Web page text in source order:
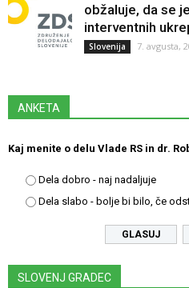
obžaluje, da se
interventnih
Slovenija 7. avgusta,
ANKETA
Kaj menite o delu Vlade RS in dr.
Dela dobro - naj nadaljuje
Dela slabo - bolje bi bilo, če
SLOVENJ GRADEC